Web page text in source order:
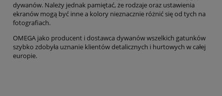
dywanów. Należy jednak pamiętać, że rodzaje oraz ustawienia
ekranów mogą być inne a kolory nieznacznie różnić się od tych na
fotografiach.
OMEGA jako producent i dostawca dywanów wszelkich gatunków
szybko zdobyła uznanie klientów detalicznych i hurtowych w całej
europie.